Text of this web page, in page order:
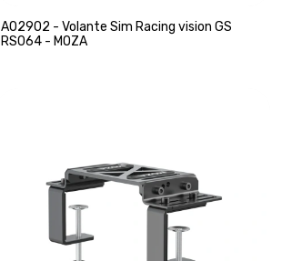
A02902 - Volante Sim Racing vision GS
RS064 - MOZA